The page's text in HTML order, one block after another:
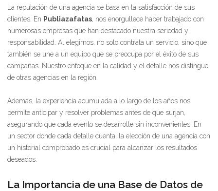
La reputación de una agencia se basa en la satisfacción de sus
clientes. En Publiazafatas , nos enorgullece haber trabajado con
numerosas empresas que han destacado nuestra seriedad y
responsabilidad. Al elegirnos, no solo contrata un servicio, sino que
también se une a un equipo que se preocupa por el éxito de sus
campañas. Nuestro enfoque en la calidad y el detalle nos distingue
de otras agencias en la región.
Además, la experiencia acumulada a lo largo de los años nos
permite anticipar y resolver problemas antes de que surjan,
asegurando que cada evento se desarrolle sin inconvenientes. En
un sector donde cada detalle cuenta, la elección de una agencia con
un historial comprobado es crucial para alcanzar los resultados
deseados.
La Importancia de una Base de Datos de